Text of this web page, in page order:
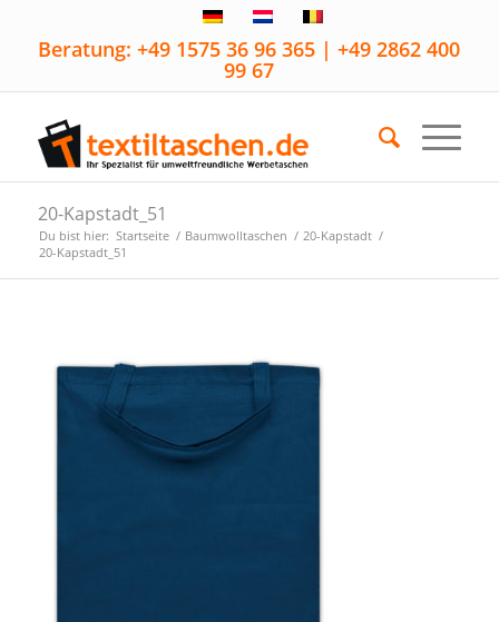
Beratung: +49 1575 36 96 365 | +49 2862 400
99 67
20-Kapstadt_51
Du bist hier: Startseite / Baumwolltaschen / 20-Kapstadt /
20-Kapstadt_51